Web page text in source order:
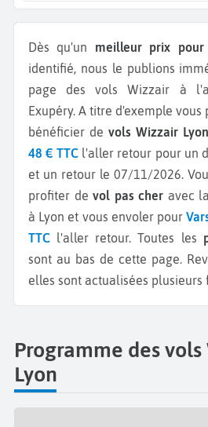
Dès qu'un meilleur prix
identifié, nous le publions
page des vols Wizzair à
Exupéry. A titre d'exemple
bénéficier de vols Wizzair Lyon
48 € TTC l'aller retour pour un
et un retour le 07/11/2026.
profiter de vol pas cher avec
à Lyon et vous envoler pour
TTC l'aller retour.Toutes les
sont au bas de cette page.
elles sont actualisées plusieurs
Programme des
Lyon